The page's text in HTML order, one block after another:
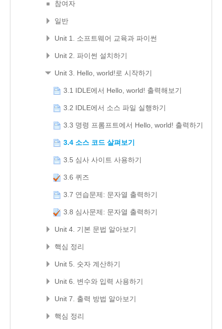
참여자
일반
Unit 1. 소프트웨어 교육과 파이썬
Unit 2. 파이썬 설치하기
Unit 3. Hello, world!로 시작하기
3.1 IDLE에서 Hello, world! 출력해보기
3.2 IDLE에서 소스 파일 실행하기
3.3 명령 프롬프트에서 Hello, world! 출력하기
3.4 소스 코드 살펴보기
3.5 심사 사이트 사용하기
3.6 퀴즈
3.7 연습문제: 문자열 출력하기
3.8 심사문제: 문자열 출력하기
Unit 4. 기본 문법 알아보기
핵심 정리
Unit 5. 숫자 계산하기
Unit 6. 변수와 입력 사용하기
Unit 7. 출력 방법 알아보기
핵심 정리